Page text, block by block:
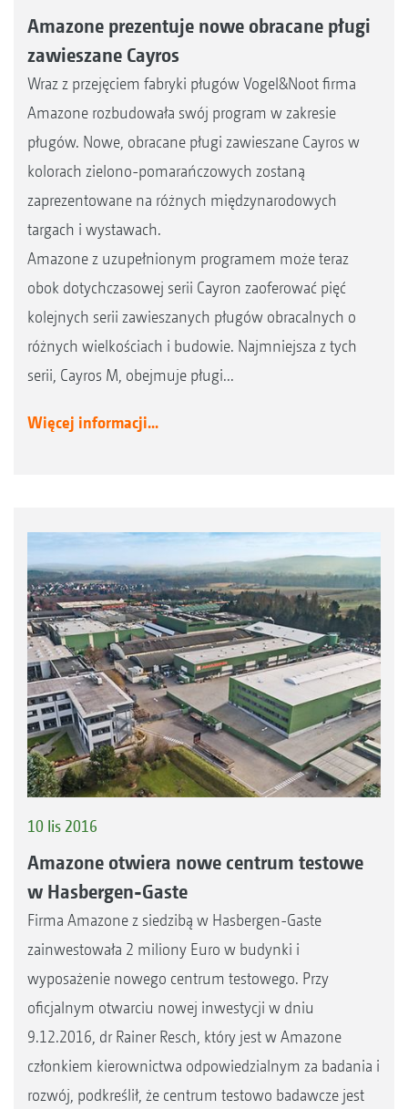
Amazone prezentuje nowe obracane pługi
zawieszane Cayros
Wraz z przejęciem fabryki pługów Vogel&Noot firma
Amazone rozbudowała swój program w zakresie
pługów. Nowe, obracane pługi zawieszane Cayros w
kolorach zielono-pomarańczowych zostaną
zaprezentowane na różnych międzynarodowych
targach i wystawach.
Amazone z uzupełnionym programem może teraz
obok dotychczasowej serii Cayron zaoferować pięć
kolejnych serii zawieszanych pługów obracalnych o
różnych wielkościach i budowie. Najmniejsza z tych
serii, Cayros M, obejmuje pługi...
Więcej informacji...
10 lis 2016
Amazone otwiera nowe centrum testowe
w Hasbergen-Gaste
Firma Amazone z siedzibą w Hasbergen-Gaste
zainwestowała 2 miliony Euro w budynki i
wyposażenie nowego centrum testowego. Przy
oficjalnym otwarciu nowej inwestycji w dniu
9.12.2016, dr Rainer Resch, który jest w Amazone
członkiem kierownictwa odpowiedzialnym za badania i
rozwój, podkreślił, że centrum testowo badawcze jest